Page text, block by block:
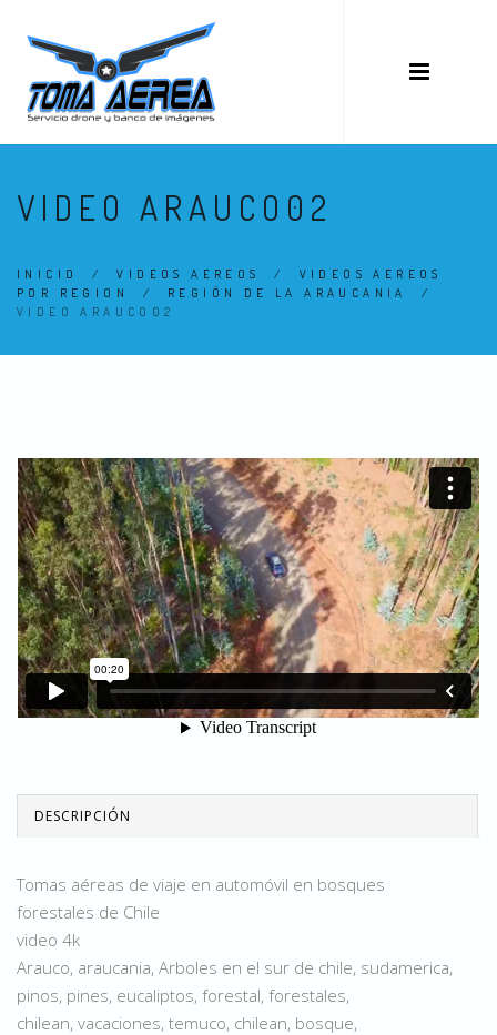
VIDEO ARAUCO02
INICIO /VIDEOS AEREOS / VIDEOS AEREOS
POR REGION
/ REGIÓN DE LA ARAUCANIA
/
VIDEO ARAUCO02
DESCRIPCIÓN
Tomas aéreas de viaje en automóvil en bosques
forestales de Chile
video 4k
Arauco, araucania, Arboles en el sur de chile, sudamerica,
pinos, pines, eucaliptos, forestal, forestales,
chilean, vacaciones, temuco, chilean, bosque,